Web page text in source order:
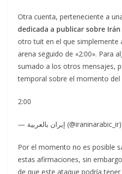
Otra cuenta, perteneciente a
dedicada a publicar sobre
otro tuit en el que simplemente
arena seguido de «2:00». Para
sumado a los otros mensajes,
temporal sobre el momento del
2:00
— إيران بالعربية (@iraninarabic_ir)
Por el momento no es posible
estas afirmaciones, sin
de que este ataque podría